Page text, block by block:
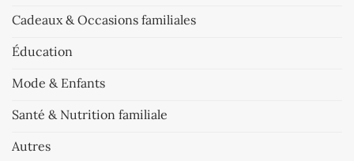
Cadeaux & Occasions familiales
Éducation
Mode & Enfants
Santé & Nutrition familiale
Autres